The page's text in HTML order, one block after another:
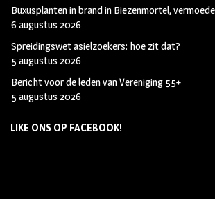
Buxusplanten in brand in Biezenmortel,
6 augustus 2026
Spreidingswet asielzoekers: hoe zit dat?
5 augustus 2026
Bericht voor de leden van Vereniging 55+
5 augustus 2026
LIKE ONS OP FACEBOOK!